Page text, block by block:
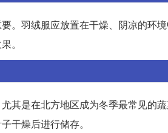
。羽绒服应放置在干燥、阴凉的环
。
其是在北方地区成为冬季最常见的
干燥后进行储存。